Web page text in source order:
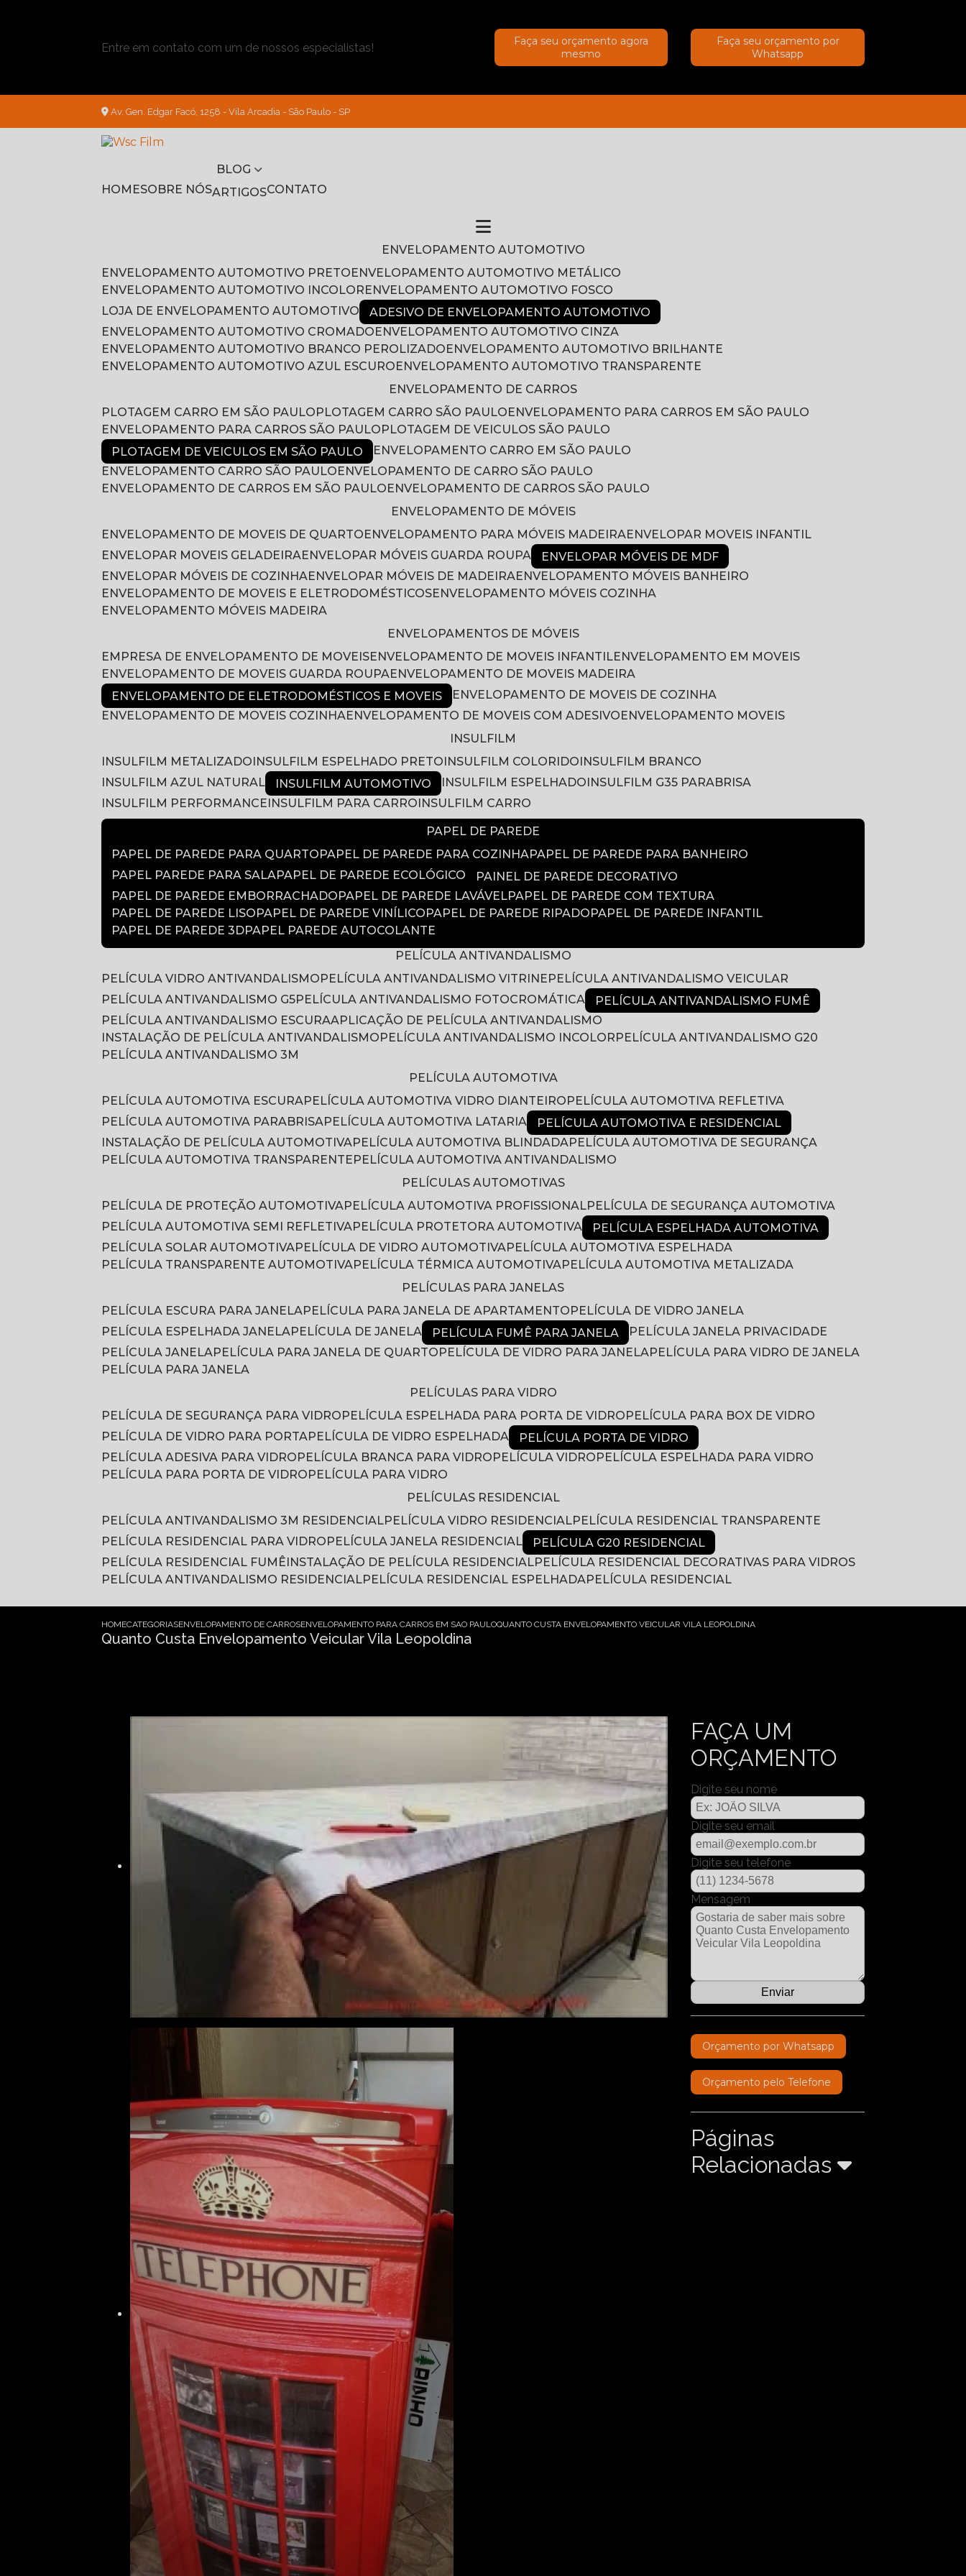
Entre em contato com um de nossos especialistas!
Faça seu orçamento agora
mesmo
Faça seu orçamento por
Whatsapp
Av. Gen. Edgar Facó, 1258 - Vila Arcadia - São Paulo - SP
HOME SOBRE NÓS
BLOG
ARTIGOS
CONTATO
ENVELOPAMENTO AUTOMOTIVO
ENVELOPAMENTO AUTOMOTIVO PRETO
ENVELOPAMENTO AUTOMOTIVO METÁLICO
ENVELOPAMENTO AUTOMOTIVO INCOLOR
ENVELOPAMENTO AUTOMOTIVO FOSCO
LOJA DE ENVELOPAMENTO AUTOMOTIVO
ADESIVO DE ENVELOPAMENTO AUTOMOTIVO
ENVELOPAMENTO AUTOMOTIVO CROMADO
ENVELOPAMENTO AUTOMOTIVO CINZA
ENVELOPAMENTO AUTOMOTIVO BRANCO PEROLIZADO
ENVELOPAMENTO AUTOMOTIVO BRILHANTE
ENVELOPAMENTO AUTOMOTIVO AZUL ESCURO
ENVELOPAMENTO AUTOMOTIVO TRANSPARENTE
ENVELOPAMENTO DE CARROS
PLOTAGEM CARRO EM SÃO PAULO
PLOTAGEM CARRO SÃO PAULO
ENVELOPAMENTO PARA CARROS EM SÃO PAULO
ENVELOPAMENTO PARA CARROS SÃO PAULO
PLOTAGEM DE VEICULOS SÃO PAULO
PLOTAGEM DE VEICULOS EM SÃO PAULO
ENVELOPAMENTO CARRO EM SÃO PAULO
ENVELOPAMENTO CARRO SÃO PAULO
ENVELOPAMENTO DE CARRO SÃO PAULO
ENVELOPAMENTO DE CARROS EM SÃO PAULO
ENVELOPAMENTO DE CARROS SÃO PAULO
ENVELOPAMENTO DE MÓVEIS
ENVELOPAMENTO DE MOVEIS DE QUARTO
ENVELOPAMENTO PARA MÓVEIS MADEIRA
ENVELOPAR MOVEIS INFANTIL
ENVELOPAR MOVEIS GELADEIRA
ENVELOPAR MÓVEIS GUARDA ROUPA
ENVELOPAR MÓVEIS DE MDF
ENVELOPAR MÓVEIS DE COZINHA
ENVELOPAR MÓVEIS DE MADEIRA
ENVELOPAMENTO MÓVEIS BANHEIRO
ENVELOPAMENTO DE MOVEIS E ELETRODOMÉSTICOS
ENVELOPAMENTO MÓVEIS COZINHA
ENVELOPAMENTO MÓVEIS MADEIRA
ENVELOPAMENTOS DE MÓVEIS
EMPRESA DE ENVELOPAMENTO DE MOVEIS
ENVELOPAMENTO DE MOVEIS INFANTIL
ENVELOPAMENTO EM MOVEIS
ENVELOPAMENTO DE MOVEIS GUARDA ROUPA
ENVELOPAMENTO DE MOVEIS MADEIRA
ENVELOPAMENTO DE ELETRODOMÉSTICOS E MOVEIS
ENVELOPAMENTO DE MOVEIS DE COZINHA
ENVELOPAMENTO DE MOVEIS COZINHA
ENVELOPAMENTO DE MOVEIS COM ADESIVO
ENVELOPAMENTO MOVEIS
INSULFILM
INSULFILM METALIZADO INSULFILM ESPELHADO PRETO INSULFILM COLORIDO INSULFILM BRANCO
INSULFILM AZUL NATURAL
INSULFILM AUTOMOTIVO INSULFILM ESPELHADO INSULFILM G35 PARABRISA
INSULFILM PERFORMANCE INSULFILM PARA CARRO INSULFILM CARRO
PAPEL DE PAREDE
PAPEL DE PAREDE PARA QUARTO
PAPEL DE PAREDE PARA COZINHA PAPEL DE PAREDE PARA BANHEIRO
PAPEL PAREDE PARA SALA PAPEL DE PAREDE ECOLÓGICO
PAINEL DE PAREDE DECORATIVO
PAPEL DE PAREDE EMBORRACHADO
PAPEL DE PAREDE LAVÁVEL PAPEL DE PAREDE COM TEXTURA
PAPEL DE PAREDE LISO
PAPEL DE PAREDE VINÍLICO PAPEL DE PAREDE RIPADO
PAPEL DE PAREDE INFANTIL
PAPEL DE PAREDE 3D PAPEL PAREDE AUTOCOLANTE
PELÍCULA ANTIVANDALISMO
PELÍCULA VIDRO ANTIVANDALISMO
PELÍCULA ANTIVANDALISMO VITRINE
PELÍCULA ANTIVANDALISMO VEICULAR
PELÍCULA ANTIVANDALISMO G5
PELÍCULA ANTIVANDALISMO FOTOCROMÁTICA
PELÍCULA ANTIVANDALISMO FUMÊ
PELÍCULA ANTIVANDALISMO ESCURA
APLICAÇÃO DE PELÍCULA ANTIVANDALISMO
INSTALAÇÃO DE PELÍCULA ANTIVANDALISMO
PELÍCULA ANTIVANDALISMO INCOLOR
PELÍCULA ANTIVANDALISMO G20
PELÍCULA ANTIVANDALISMO 3M
PELÍCULA AUTOMOTIVA
PELÍCULA AUTOMOTIVA ESCURA
PELÍCULA AUTOMOTIVA VIDRO DIANTEIRO
PELÍCULA AUTOMOTIVA REFLETIVA
PELÍCULA AUTOMOTIVA PARABRISA
PELÍCULA AUTOMOTIVA LATARIA
PELÍCULA AUTOMOTIVA E RESIDENCIAL
INSTALAÇÃO DE PELÍCULA AUTOMOTIVA
PELÍCULA AUTOMOTIVA BLINDADA
PELÍCULA AUTOMOTIVA DE SEGURANÇA
PELÍCULA AUTOMOTIVA TRANSPARENTE
PELÍCULA AUTOMOTIVA ANTIVANDALISMO
PELÍCULAS AUTOMOTIVAS
PELÍCULA DE PROTEÇÃO AUTOMOTIVA
PELÍCULA AUTOMOTIVA PROFISSIONAL
PELÍCULA DE SEGURANÇA AUTOMOTIVA
PELÍCULA AUTOMOTIVA SEMI REFLETIVA
PELÍCULA PROTETORA AUTOMOTIVA
PELÍCULA ESPELHADA AUTOMOTIVA
PELÍCULA SOLAR AUTOMOTIVA
PELÍCULA DE VIDRO AUTOMOTIVA
PELÍCULA AUTOMOTIVA ESPELHADA
PELÍCULA TRANSPARENTE AUTOMOTIVA
PELÍCULA TÉRMICA AUTOMOTIVA
PELÍCULA AUTOMOTIVA METALIZADA
PELÍCULAS PARA JANELAS
PELÍCULA ESCURA PARA JANELA
PELÍCULA PARA JANELA DE APARTAMENTO
PELÍCULA DE VIDRO JANELA
PELÍCULA ESPELHADA JANELA
PELÍCULA DE JANELA PELÍCULA FUMÊ PARA JANELA
PELÍCULA JANELA PRIVACIDADE
PELÍCULA JANELA
PELÍCULA PARA JANELA DE QUARTO PELÍCULA DE VIDRO PARA JANELA
PELÍCULA PARA VIDRO DE JANELA
PELÍCULA PARA JANELA
PELÍCULAS PARA VIDRO
PELÍCULA DE SEGURANÇA PARA VIDRO
PELÍCULA ESPELHADA PARA PORTA DE VIDRO
PELÍCULA PARA BOX DE VIDRO
PELÍCULA DE VIDRO PARA PORTA
PELÍCULA DE VIDRO ESPELHADA
PELÍCULA PORTA DE VIDRO
PELÍCULA ADESIVA PARA VIDRO
PELÍCULA BRANCA PARA VIDRO PELÍCULA VIDRO
PELÍCULA ESPELHADA PARA VIDRO
PELÍCULA PARA PORTA DE VIDRO
PELÍCULA PARA VIDRO
PELÍCULAS RESIDENCIAL
PELÍCULA ANTIVANDALISMO 3M RESIDENCIAL
PELÍCULA VIDRO RESIDENCIAL
PELÍCULA RESIDENCIAL TRANSPARENTE
PELÍCULA RESIDENCIAL PARA VIDRO
PELÍCULA JANELA RESIDENCIAL
PELÍCULA G20 RESIDENCIAL
PELÍCULA RESIDENCIAL FUMÊ INSTALAÇÃO DE PELÍCULA RESIDENCIAL
PELÍCULA RESIDENCIAL DECORATIVAS PARA VIDROS
PELÍCULA ANTIVANDALISMO RESIDENCIAL
PELÍCULA RESIDENCIAL ESPELHADA PELÍCULA RESIDENCIAL
HOMECATEGORIASENVELOPAMENTO DE CARROSENVELOPAMENTO PARA CARROS EM SAO PAULOQUANTO CUSTA ENVELOPAMENTO VEICULAR VILA LEOPOLDINA
Quanto Custa Envelopamento Veicular Vila Leopoldina
FAÇA UM
ORÇAMENTO
Digite seu nome
Digite seu email
Digite seu telefone
Mensagem
Orçamento por Whatsapp
Orçamento pelo Telefone
Páginas
Relacionadas